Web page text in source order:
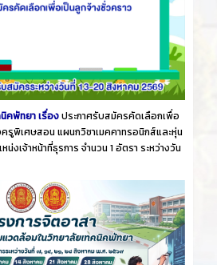
คพัทยา เรื่องประกาศรับสมัครคัดเลือกเพื่อ
รูพิเศษสอน แผนกวิชาเมคคาทรอนิกส์และหุ่น
น่งเจ้าหน้าที่ธุรการ จำนวน 1 อัตรา ระหว่างวัน